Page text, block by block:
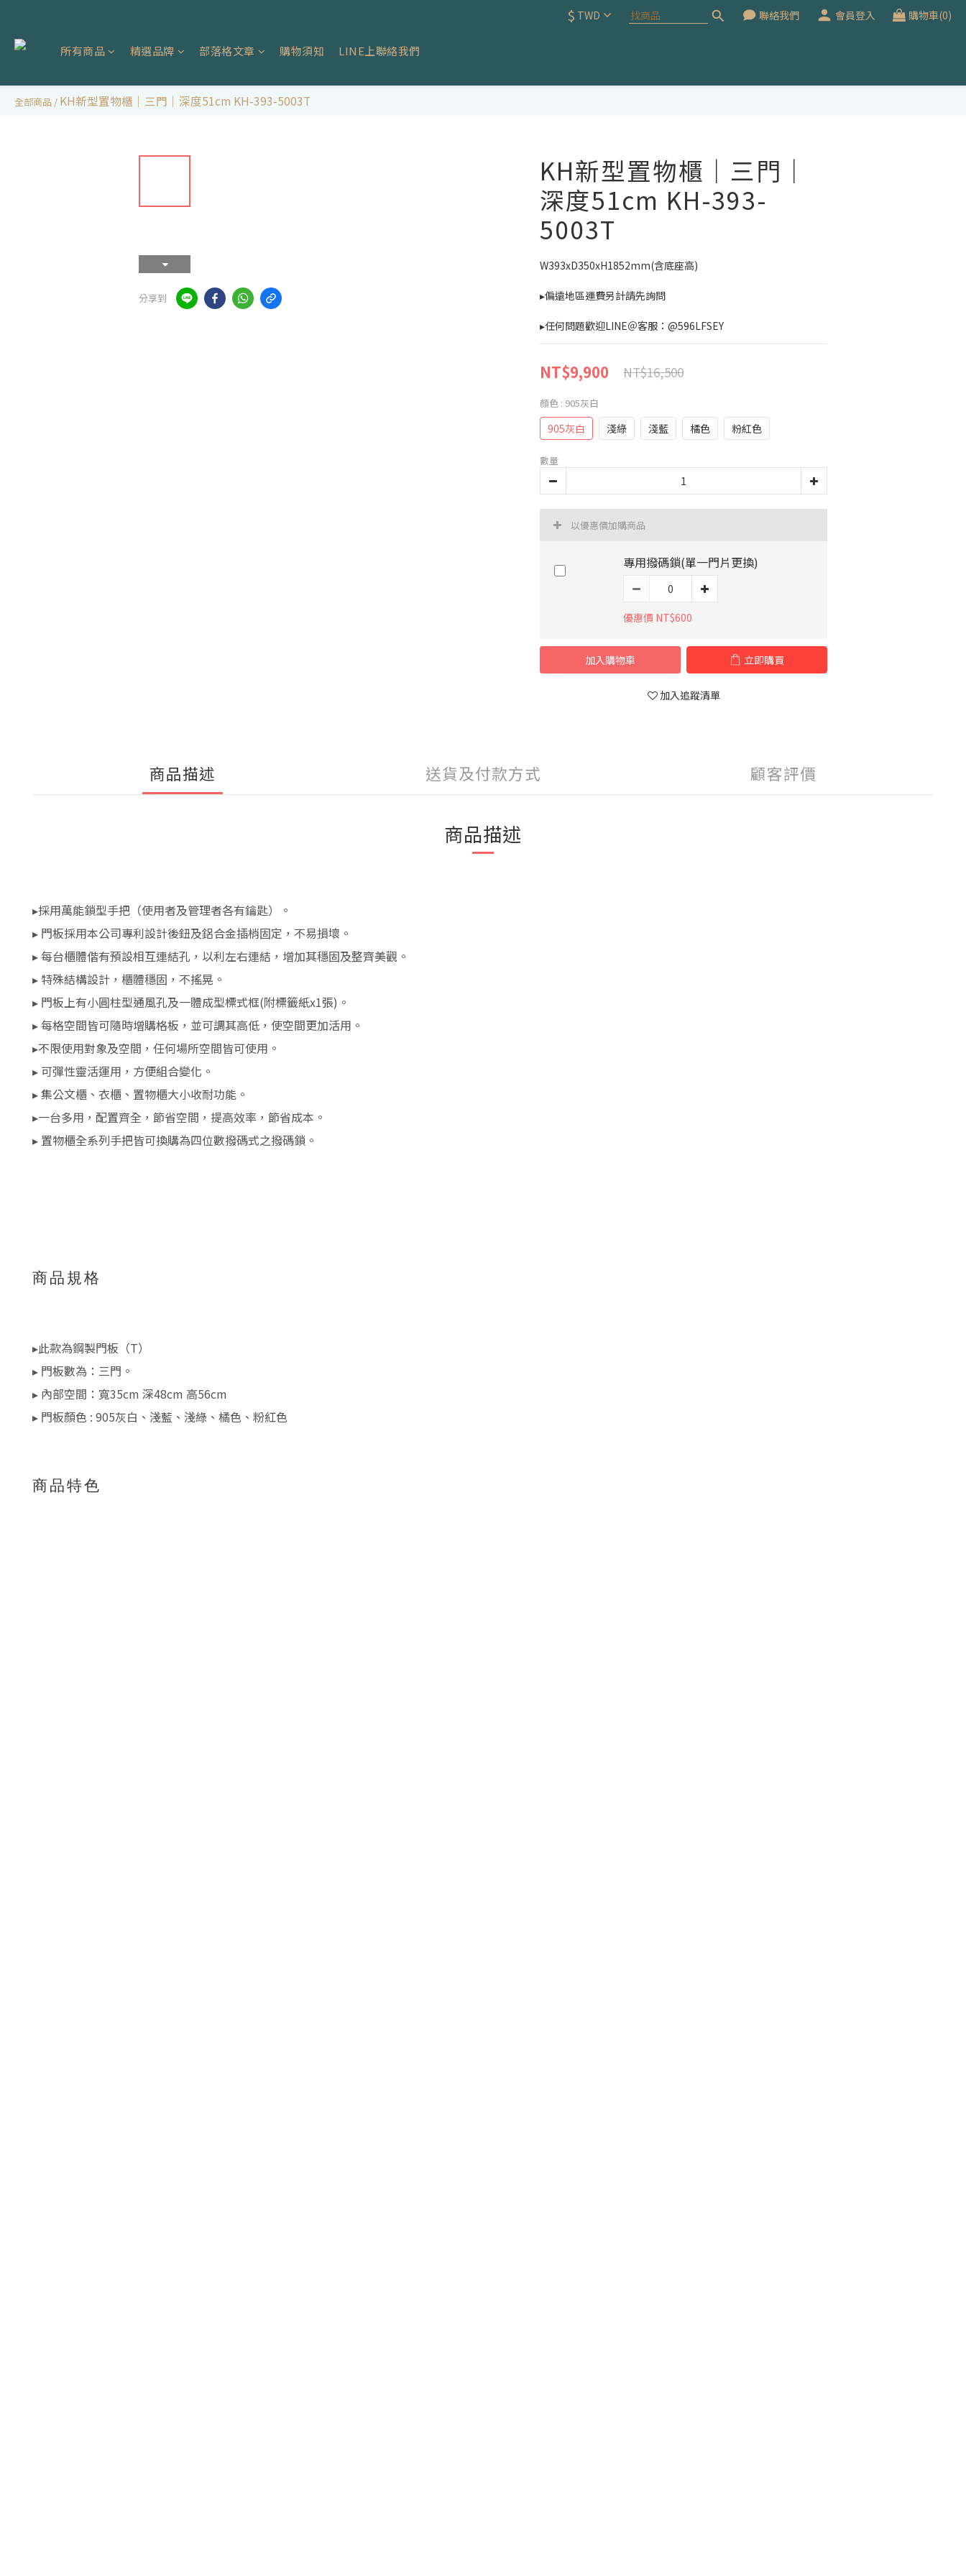
$ TWD 聯絡我們 會員登入 購物車(0)
所有商品 精選品牌 部落格文章 購物須知 LINE上聯絡我們
全部商品 / KH新型置物櫃｜三門｜深度51cm KH-393-5003T
分享到
KH新型置物櫃｜三門｜
深度51cm KH-393-
5003T
W393xD350xH1852mm(含底座高)
▸偏遠地區運費另計請先詢問
▸任何問題歡迎LINE＠客服：@596LFSEY
NT$16,500
NT$9,900
顏色 : 905灰白
905灰白 淺綠 淺藍 橘色 粉紅色
數量
以優惠價加購商品
專用撥碼鎖(單一門片更換)
優惠價 NT$600
加入購物車 立即購買
加入追蹤清單
商品描述 送貨及付款方式 顧客評價
商品描述
▸採用萬能鎖型手把（使用者及管理者各有鑰匙）。
▸ 門板採用本公司專利設計後鈕及鋁合金插梢固定，不易損壞。
▸ 每台櫃體偕有預設相互連結孔，以利左右連結，增加其穩固及整齊美觀。
▸ 特殊結構設計，櫃體穩固，不搖晃。
▸ 門板上有小圓柱型通風孔及一體成型標式框(附標籤紙x1張)。
▸ 每格空間皆可隨時增購格板，並可調其高低，使空間更加活用。
▸不限使用對象及空間，任何場所空間皆可使用。
▸ 可彈性靈活運用，方便組合變化。
▸ 集公文櫃、衣櫃、置物櫃大小收耐功能。
▸一台多用，配置齊全，節省空間，提高效率，節省成本。
▸ 置物櫃全系列手把皆可換購為四位數撥碼式之撥碼鎖。
商品規格
▸此款為鋼製門板（T）
▸ 門板數為：三門。
▸ 內部空間：寬35cm 深48cm 高56cm
▸ 門板顏色 : 905灰白、淺藍、淺綠、橘色、粉紅色
商品特色